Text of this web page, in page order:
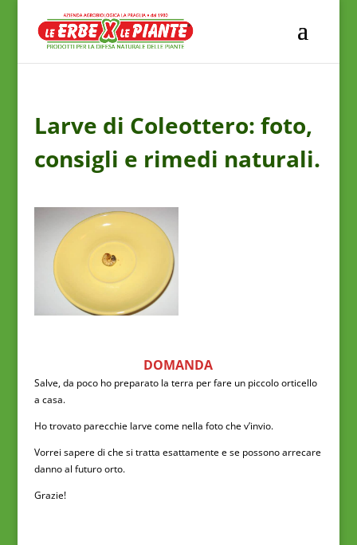
Larve di Coleottero: foto,
consigli e rimedi naturali.
DOMANDA
Salve, da poco ho preparato la terra per fare un piccolo orticello
a casa.
Ho trovato parecchie larve come nella foto che v’invio.
Vorrei sapere di che si tratta esattamente e se possono arrecare
danno al futuro orto.
Grazie!